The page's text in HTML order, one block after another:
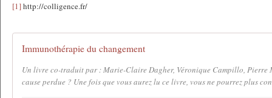
[1]http://colligence.fr/
Immunothérapie du changement
Un livre co-traduit par : Marie-Claire Dagher, Véronique Campillo, Pierre
cause perdue ? Une fois que vous aurez lu ce livre, vous ne pourrez plus